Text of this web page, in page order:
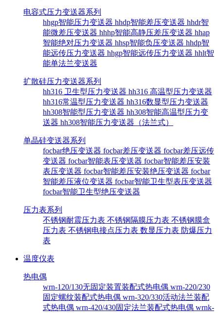
电容式压力变送器系列
hhgp智能压力变送器 hhdp智能差压变送器 hhdr智
能微差压变送器 hhhp智能高静压差压变送器 hhap
智能绝对压力变送器 hhsp智能负压变送器 hhdp智
能远传压力变送器 hhgp智能远传压力变送器 hhlt智
能单法兰变送器
扩散硅压力变送器系列
hh316 卫生型压力变送器 hh316 高温型压力变送器
hh316常温型压力变送器 hh316数显型压力变送器
hh308智能型压力变送器 hh308智能高温型压力变
送器 hh308智能压力变送器（法兰式）
单晶硅变送器系列
focbar绝压变送器 focbar差压变送器 focbar差压远传
变送器 focbar智能表压变送器 focbar智能差压安装
表压变送器 focbar智能差压安装绝压变送器 focbar
智能差压液位变送器 focbar智能卫生型表压变送器
focbar智能卫生型绝压变送器
压力表系列
不锈钢耐震压力表 不锈钢隔膜压力表 不锈钢膜盒
压力表 不锈钢电接点压力表 数显压力表 防爆压力
表
温度仪表
热电偶
wrn-120/130无固定装置装配式热电偶 wrn-220/230
固定螺纹装配式热电偶 wrn-320/330活动法兰装配
式热电偶 wrn-420/430固定法兰装配式热电偶 wrnk-